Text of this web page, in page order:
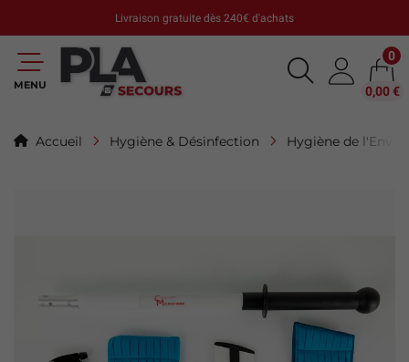
Livraison gratuite dès 240€ d'achats
MENU
0
0,00 €
Accueil Hygiène & Désinfection Hygiène de